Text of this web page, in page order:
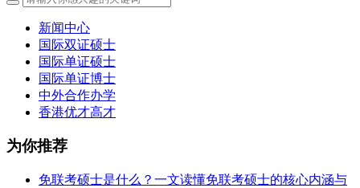
新闻中心
国际双证硕士
国际单证硕士
国际单证博士
中外合作办学
香港优才高才
为你推荐
免联考硕士是什么？一文读懂免联考硕士的核心内涵与